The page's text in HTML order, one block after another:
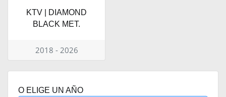
KTV | DIAMOND
BLACK MET.
2018 - 2026
O ELIGE UN AÑO